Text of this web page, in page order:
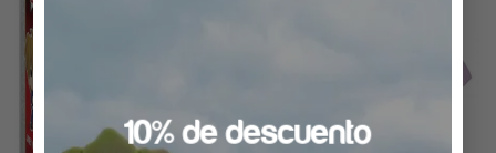
10% de descuento